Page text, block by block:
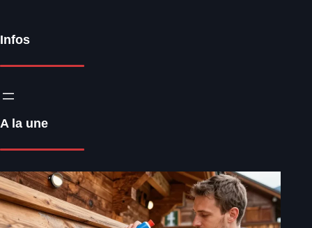
Infos
A la une